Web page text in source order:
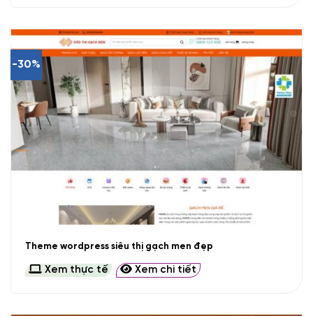
-30%
Theme wordpress siêu thị gạch men đẹp
Xem thực tế Xem chi tiết